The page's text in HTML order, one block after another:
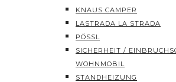
KNAUS CAMPER
LASTRADA LA STRADA
PÖSSL
SICHERHEIT /
WOHNMOBIL
STANDHEIZUNG